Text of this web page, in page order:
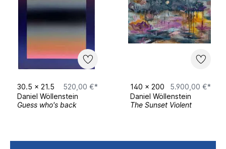
im Kaffee können dabei in die
Farbkompositionen Eingang finden.
30.5 x 21.5
520,00 €*
Daniel Wöllenstein
Guess who's back
140 x 200
5.900,00 €*
Daniel Wöllenstein
The Sunset Violent